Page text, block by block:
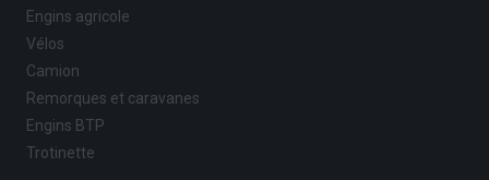
Engins agricole
Vélos
Camion
Remorques et caravanes
Engins BTP
Trotinette